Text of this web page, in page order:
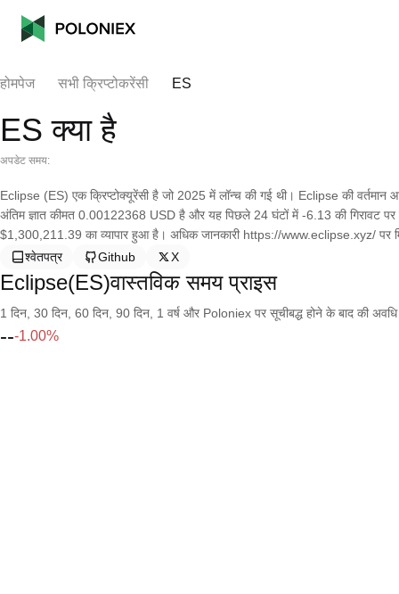
होमपेज सभी क्रिप्टोकरेंसी ES
ES क्या है
अपडेट समय:
Eclipse (ES) एक क्रिप्टोक्यूरेंसी है जो 2025 में लॉन्च की गई थी। Eclipse की
अंतिम ज्ञात कीमत 0.00122368 USD है और यह पिछले 24 घंटों में -6.13 की गिरावट पर
$1,300,211.39 का व्यापार हुआ है। अधिक जानकारी https://www.eclipse.xyz/ पर
श्वेतपत्र
Github X
Eclipse(ES)वास्तविक समय प्राइस
1 दिन, 30 दिन, 60 दिन, 90 दिन, 1 वर्ष और Poloniex पर सूचीबद्ध होने के बाद की
---1.00%